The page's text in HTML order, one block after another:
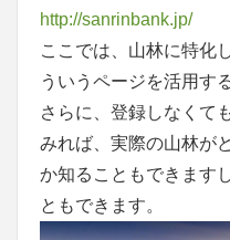
http://sanrinbank.jp/
ここでは、山林に特化
ういうページを活用す
さらに、登録しなくて
みれば、実際の山林が
か知ることもできます
ともできます。